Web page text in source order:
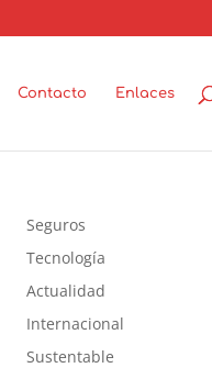
Contacto Enlaces
Seguros
Tecnología
Actualidad
Internacional
Sustentable